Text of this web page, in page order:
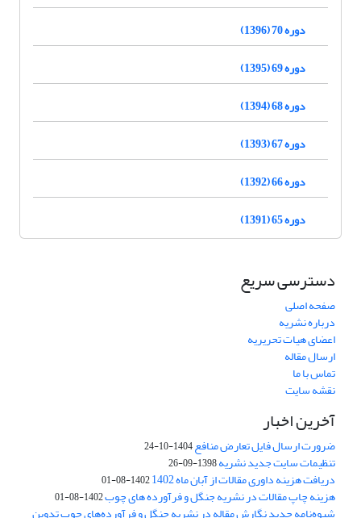
دوره 70 (1396)
دوره 69 (1395)
دوره 68 (1394)
دوره 67 (1393)
دوره 66 (1392)
دوره 65 (1391)
دسترسی سریع
صفحه اصلی
درباره نشریه
اعضای هیات تحریریه
ارسال مقاله
تماس با ما
نقشه سایت
آخرین اخبار
ضرورت ارسال فایل تعارض منافع1404-10-24
تنظیمات سایت جدید نشریه1398-09-26
دریافت هزینه داوری مقالات از آبان ماه 1402 1402-08-01
هزینه چاپ مقالات در نشریه جنگل و فرآورده های چوب1402-08-01
شیوه‌نامه جدید نگارش مقاله در نشریه جنگل و فرآورده‌های چوب تدوین